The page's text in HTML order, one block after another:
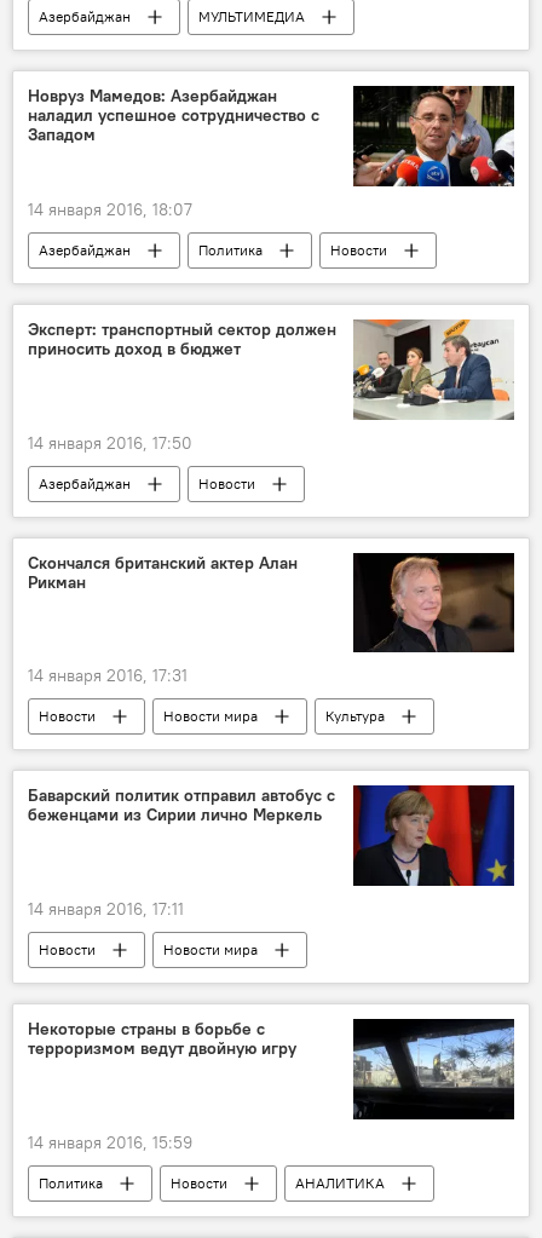
Азербайджан
МУЛЬТИМЕДИА
Видео
Новруз Мамедов: Азербайджан
наладил успешное сотрудничество с
Западом
14 января 2016, 18:07
Азербайджан Политика Новости
Эксперт: транспортный сектор должен
приносить доход в бюджет
14 января 2016, 17:50
Азербайджан Новости
Скончался британский актер Алан
Рикман
14 января 2016, 17:31
Новости Новости мира
Культура
ЖИЗНЬ
Баварский политик отправил автобус с
беженцами из Сирии лично Меркель
14 января 2016, 17:11
Новости Новости мира
Некоторые страны в борьбе с
терроризмом ведут двойную игру
14 января 2016, 15:59
Политика Новости
АНАЛИТИКА
Новости мира
Узеир Джафаров